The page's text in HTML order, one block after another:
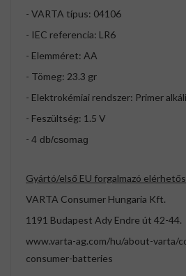
- VARTA típus: 04106
- IEC referencia: LR6
- Elemméret: AA
- Tömeg: 23.3 gr
- Elektrokémiai rendszer: Primer
- Feszültség: 1.5 V
- 4 db/csomag
Gyártó/első EU forgalmazó
VARTA Consumer Hungaria Kft.
1191 Budapest Ady Endre út 42-44.
www.varta-ag.com/hu/about-varta/
consumer-batteries